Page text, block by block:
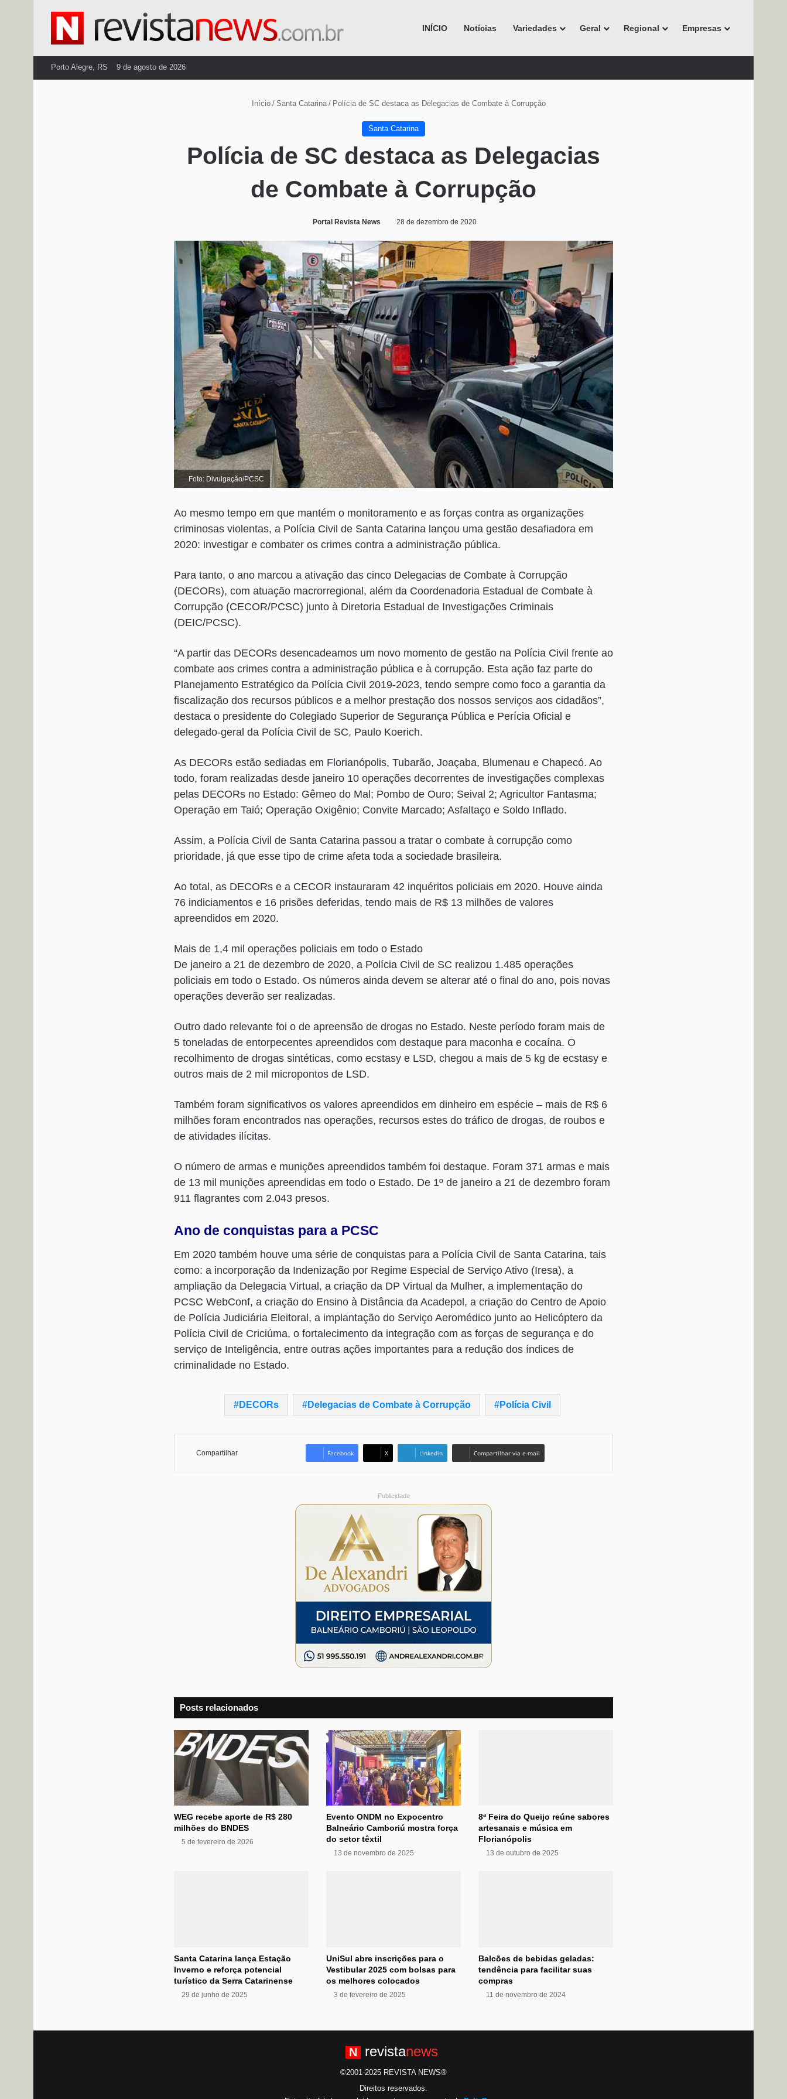
INÍCIO Notícias Variedades Geral Regional Empresas
Porto Alegre, RS 9 de agosto de 2026
Início / Santa Catarina / Polícia de SC destaca as Delegacias de Combate à Corrupção
Santa Catarina
Polícia de SC destaca as Delegacias
de Combate à Corrupção
Portal Revista News 28 de dezembro de 2020
Foto: Divulgação/PCSC
Ao mesmo tempo em que mantém o monitoramento e as forças contra as organizações
criminosas violentas, a Polícia Civil de Santa Catarina lançou uma gestão desafiadora em
2020: investigar e combater os crimes contra a administração pública.
Para tanto, o ano marcou a ativação das cinco Delegacias de Combate à Corrupção
(DECORs), com atuação macrorregional, além da Coordenadoria Estadual de Combate à
Corrupção (CECOR/PCSC) junto à Diretoria Estadual de Investigações Criminais
(DEIC/PCSC).
“A partir das DECORs desencadeamos um novo momento de gestão na Polícia Civil frente ao
combate aos crimes contra a administração pública e à corrupção. Esta ação faz parte do
Planejamento Estratégico da Polícia Civil 2019-2023, tendo sempre como foco a garantia da
fiscalização dos recursos públicos e a melhor prestação dos nossos serviços aos cidadãos”,
destaca o presidente do Colegiado Superior de Segurança Pública e Perícia Oficial e
delegado-geral da Polícia Civil de SC, Paulo Koerich.
As DECORs estão sediadas em Florianópolis, Tubarão, Joaçaba, Blumenau e Chapecó. Ao
todo, foram realizadas desde janeiro 10 operações decorrentes de investigações complexas
pelas DECORs no Estado: Gêmeo do Mal; Pombo de Ouro; Seival 2; Agricultor Fantasma;
Operação em Taió; Operação Oxigênio; Convite Marcado; Asfaltaço e Soldo Inflado.
Assim, a Polícia Civil de Santa Catarina passou a tratar o combate à corrupção como
prioridade, já que esse tipo de crime afeta toda a sociedade brasileira.
Ao total, as DECORs e a CECOR instauraram 42 inquéritos policiais em 2020. Houve ainda
76 indiciamentos e 16 prisões deferidas, tendo mais de R$ 13 milhões de valores
apreendidos em 2020.
Mais de 1,4 mil operações policiais em todo o Estado
De janeiro a 21 de dezembro de 2020, a Polícia Civil de SC realizou 1.485 operações
policiais em todo o Estado. Os números ainda devem se alterar até o final do ano, pois novas
operações deverão ser realizadas.
Outro dado relevante foi o de apreensão de drogas no Estado. Neste período foram mais de
5 toneladas de entorpecentes apreendidos com destaque para maconha e cocaína. O
recolhimento de drogas sintéticas, como ecstasy e LSD, chegou a mais de 5 kg de ecstasy e
outros mais de 2 mil micropontos de LSD.
Também foram significativos os valores apreendidos em dinheiro em espécie – mais de R$ 6
milhões foram encontrados nas operações, recursos estes do tráfico de drogas, de roubos e
de atividades ilícitas.
O número de armas e munições apreendidos também foi destaque. Foram 371 armas e mais
de 13 mil munições apreendidas em todo o Estado. De 1º de janeiro a 21 de dezembro foram
911 flagrantes com 2.043 presos.
Ano de conquistas para a PCSC
Em 2020 também houve uma série de conquistas para a Polícia Civil de Santa Catarina, tais
como: a incorporação da Indenização por Regime Especial de Serviço Ativo (Iresa), a
ampliação da Delegacia Virtual, a criação da DP Virtual da Mulher, a implementação do
PCSC WebConf, a criação do Ensino à Distância da Acadepol, a criação do Centro de Apoio
de Polícia Judiciária Eleitoral, a implantação do Serviço Aeromédico junto ao Helicóptero da
Polícia Civil de Criciúma, o fortalecimento da integração com as forças de segurança e do
serviço de Inteligência, entre outras ações importantes para a redução dos índices de
criminalidade no Estado.
DECORs Delegacias de Combate à Corrupção Polícia Civil
Compartilhar Facebook X Linkedin Compartilhar via e-mail
Publicidade
Posts relacionados
WEG recebe aporte de R$ 280
milhões do BNDES
5 de fevereiro de 2026
Evento ONDM no Expocentro
Balneário Camboriú mostra força
do setor têxtil
13 de novembro de 2025
8ª Feira do Queijo reúne sabores
artesanais e música em
Florianópolis
13 de outubro de 2025
Santa Catarina lança Estação
Inverno e reforça potencial
turístico da Serra Catarinense
29 de junho de 2025
UniSul abre inscrições para o
Vestibular 2025 com bolsas para
os melhores colocados
3 de fevereiro de 2025
Balcões de bebidas geladas:
tendência para facilitar suas
compras
11 de novembro de 2024
N revistanews
©2001-2025 REVISTA NEWS®
Direitos reservados.